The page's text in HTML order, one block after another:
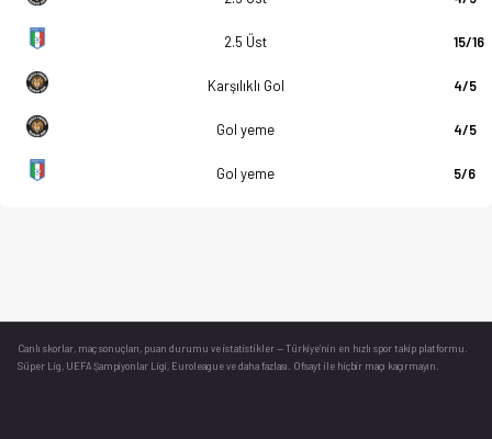
2.5 Üst 15/16
Karşılıklı Gol 4/5
Gol yeme 4/5
Gol yeme 5/6
Canlı skorlar , maç sonuçları, puan durumu ve istatistikler — Türkiye’nin en hızlı spor takip platformu.
Süper Lig, UEFA Şampiyonlar Ligi, Euroleague ve daha fazlası. Ofsayt ile hiçbir maçı kaçırmayın.